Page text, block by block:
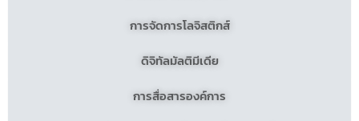
การจัดการโลจิสติกส์
ดิจิทัลมัลติมีเดีย
การสื่อสารองค์การ